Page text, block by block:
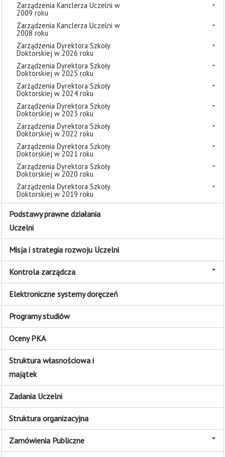
Zarządzenia Kanclerza Uczelni w
2009 roku
Zarządzenia Kanclerza Uczelni w
2008 roku
Zarządzenia Dyrektora Szkoły
Doktorskiej w 2026 roku
Zarządzenia Dyrektora Szkoły
Doktorskiej w 2025 roku
Zarządzenia Dyrektora Szkoły
Doktorskiej w 2024 roku
Zarządzenia Dyrektora Szkoły
Doktorskiej w 2023 roku
Zarządzenia Dyrektora Szkoły
Doktorskiej w 2022 roku
Zarządzenia Dyrektora Szkoły
Doktorskiej w 2021 roku
Zarządzenia Dyrektora Szkoły
Doktorskiej w 2020 roku
Zarządzenia Dyrektora Szkoły
Doktorskiej w 2019 roku
Podstawy prawne działania
Uczelni
Misja i strategia rozwoju Uczelni
Kontrola zarządcza
Elektroniczne systemy doręczeń
Programy studiów
Oceny PKA
Struktura własnościowa i
majątek
Zadania Uczelni
Struktura organizacyjna
Zamówienia Publiczne